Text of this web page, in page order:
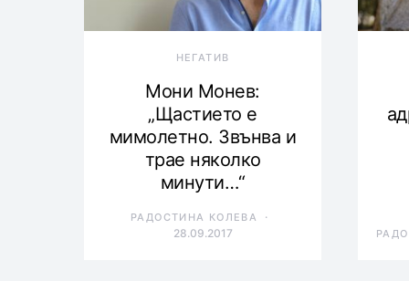
НЕГАТИВ
Мони Монев:
„Щастието е
мимолетно. Звънва и
трае няколко
минути…“
РАДОСТИНА КОЛЕВА
28.09.2017